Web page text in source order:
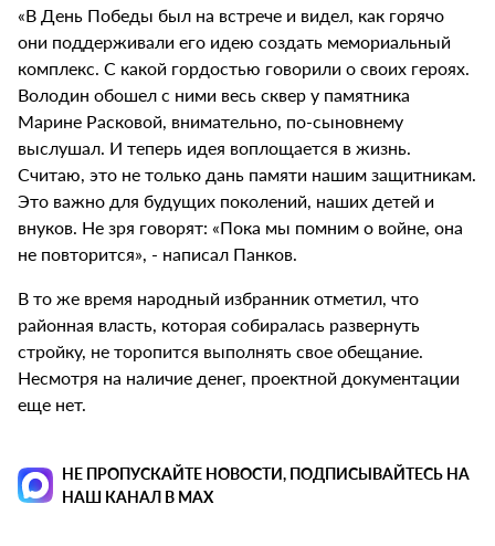
«В День Победы был на встрече и видел, как горячо
они поддерживали его идею создать мемориальный
комплекс. С какой гордостью говорили о своих героях.
Володин обошел с ними весь сквер у памятника
Марине Расковой, внимательно, по-сыновнему
выслушал. И теперь идея воплощается в жизнь.
Считаю, это не только дань памяти нашим защитникам.
Это важно для будущих поколений, наших детей и
внуков. Не зря говорят: «Пока мы помним о войне, она
не повторится», - написал Панков.
В то же время народный избранник отметил, что
районная власть, которая собиралась развернуть
стройку, не торопится выполнять свое обещание.
Несмотря на наличие денег, проектной документации
еще нет.
НЕ ПРОПУСКАЙТЕ НОВОСТИ, ПОДПИСЫВАЙТЕСЬ НА
НАШ КАНАЛ В MAX